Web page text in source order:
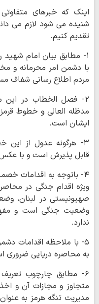
اینک که خبرهای متفاوتی
شنیده می شود لازم می
تقدیم کنیم.
۱- مطابق بیان امام شهید
با دشمن امر محرمانه و
مردم اطلاع رسانی شفاف
۲- فصل الخطاب در این
مدظله العالی و خطوط
ایشان است.
۳- هرگونه عدول از این
قابل پذیرش است و با
۴- باتوجه به اقدامات
ویژه اقدام جنگی در
صهیونیستی در لبنان،‌
وضعیت جنگی است و
ندارد.
۵- با ملاحظه اقدامات
به محاصره دریایی ضروری
۶- مطابق چارچوب
متجاوز و مجازات آن و
مدیریت تنگه هرمز به